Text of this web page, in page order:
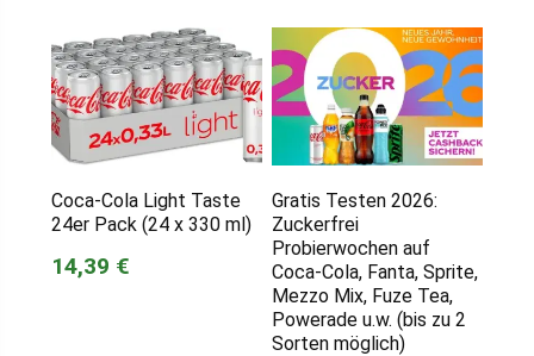
Coca-Cola Light Taste
24er Pack (24 x 330 ml)
14,39 €
Gratis Testen 2026:
Zuckerfrei
Probierwochen auf
Coca-Cola, Fanta, Sprite,
Mezzo Mix, Fuze Tea,
Powerade u.w. (bis zu 2
Sorten möglich)